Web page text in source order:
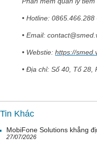
• Hotline:
• Email:
• Webstie: https://
• Địa chỉ: Số 40, Tổ 28,
Tin Khác
MobiFone Solutions khẳng
27/07/2026